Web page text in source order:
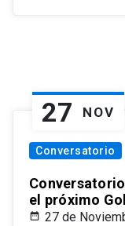
27 NOV
Conversatorio
el próximo
27 de